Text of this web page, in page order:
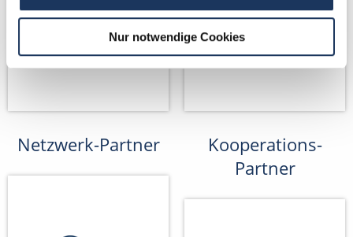
Nur notwendige Cookies
Netzwerk-Partner
Kooperations-
Partner